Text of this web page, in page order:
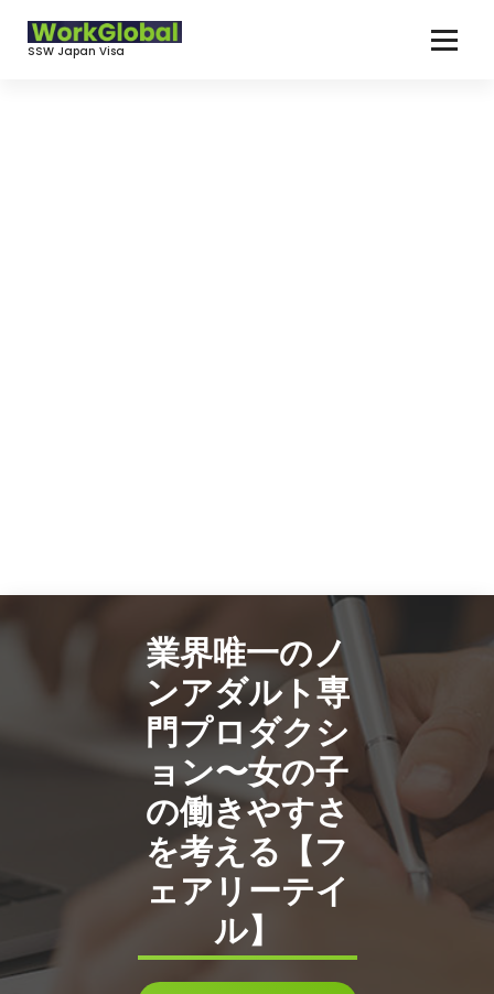
SSW Japan Visa
業界唯一のノ
ンアダルト専
門プロダクシ
ョン〜女の子
の働きやすさ
を考える【フ
ェアリーテイ
ル】